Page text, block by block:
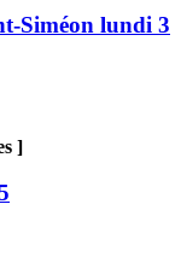
Siméon lundi 3
]